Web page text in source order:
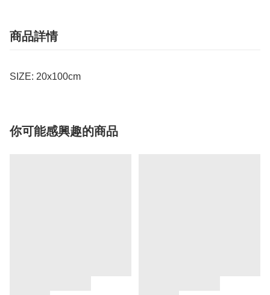
商品詳情
SIZE: 20x100cm
你可能感興趣的商品